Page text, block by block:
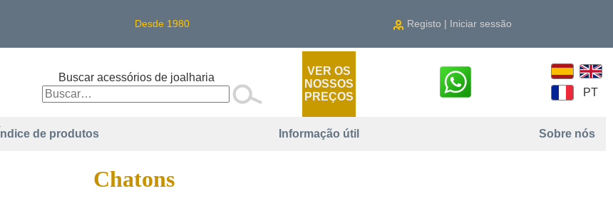
Desde 1980 Registo | Iniciar sessão
Buscar acessórios de joalharia
VER OS
NOSSOS
PREÇOS
PT
Índice de produtos Informação útil Sobre nós
Chatons